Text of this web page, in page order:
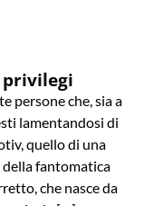
persone che, sia a
lamentandosi di
quello di una
della fantomatica
che nasce da